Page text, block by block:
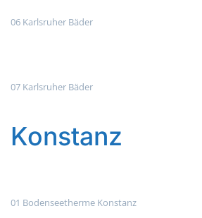
06 Karlsruher Bäder
07 Karlsruher Bäder
Konstanz
01 Bodenseetherme Konstanz